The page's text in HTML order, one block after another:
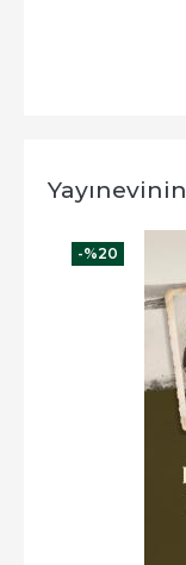
-%20